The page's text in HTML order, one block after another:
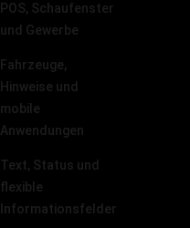
POS, Schaufenster
und Gewerbe
Fahrzeuge,
Hinweise und
mobile
Anwendungen
Text, Status und
flexible
Informationsfelder